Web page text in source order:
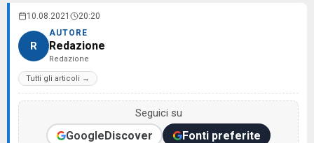
10.08.2021 20:20
R
AUTORE
Redazione
Redazione
Tutti gli articoli →
Seguici su
GoogleDiscover Fonti preferite